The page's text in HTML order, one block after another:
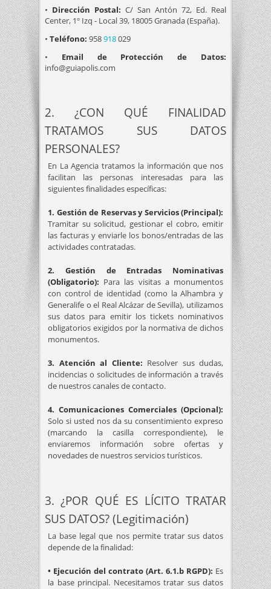
• Dirección Postal: C/ San Antón 72, Ed. Real
Center, 1º Izq - Local 39, 18005 Granada (España).
• Teléfono: 958918029
• Email de Protección de Datos:
info@guiapolis.com
2. ¿CON QUÉ FINALIDAD
TRATAMOS SUS DATOS
PERSONALES?
En La Agencia tratamos la información que nos
facilitan las personas interesadas para las
siguientes finalidades específicas:
1. Gestión de Reservas y Servicios (Principal):
Tramitar su solicitud, gestionar el cobro, emitir
las facturas y enviarle los bonos/entradas de las
actividades contratadas.
2. Gestión de Entradas Nominativas
(Obligatorio): Para las visitas a monumentos
con control de identidad (como la Alhambra y
Generalife o el Real Alcázar de Sevilla), utilizamos
sus datos para emitir los tickets nominativos
obligatorios exigidos por la normativa de dichos
monumentos.
3. Atención al Cliente: Resolver sus dudas,
incidencias o solicitudes de información a través
de nuestros canales de contacto.
4. Comunicaciones Comerciales (Opcional):
Solo si usted nos da su consentimiento expreso
(marcando la casilla correspondiente), le
enviaremos información sobre ofertas y
novedades de nuestros servicios turísticos.
3. ¿POR QUÉ ES LÍCITO TRATAR
SUS DATOS? (Legitimación)
La base legal que nos permite tratar sus datos
depende de la finalidad:
• Ejecución del contrato (Art. 6.1.b RGPD): Es
la base principal. Necesitamos tratar sus datos